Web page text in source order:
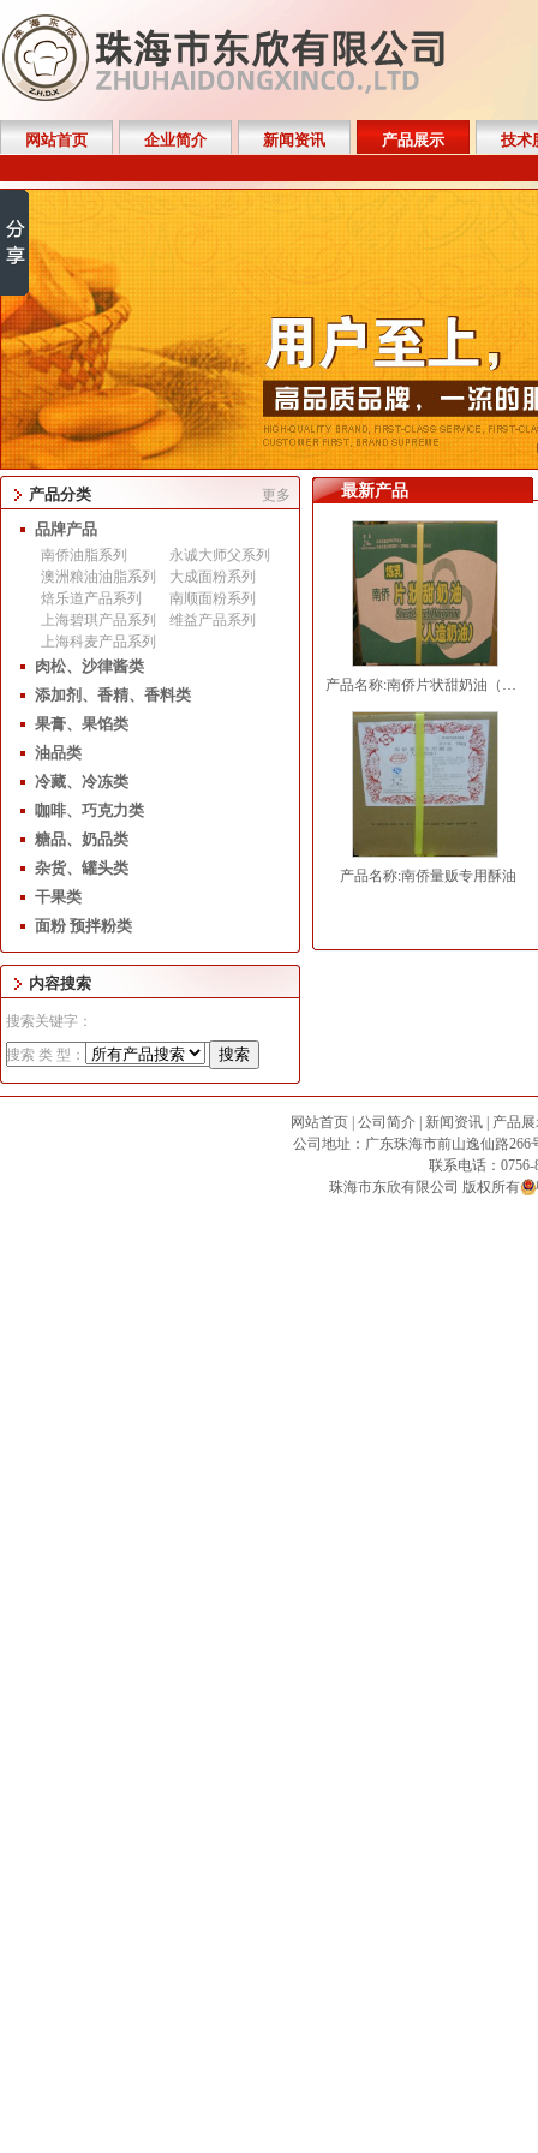
网站首页 企业简介 新闻资讯 产品展示 技术
产品分类 更多
品牌产品
南侨油脂系列
永诚大师父系列
澳洲粮油油脂系列
大成面粉系列
焙乐道产品系列
南顺面粉系列
上海碧琪产品系列
维益产品系列
上海科麦产品系列
肉松、沙律酱类
添加剂、香精、香料类
果膏、果馅类
油品类
冷藏、冷冻类
咖啡、巧克力类
糖品、奶品类
杂货、罐头类
干果类
面粉 预拌粉类
内容搜索
搜索关键字：
搜索 类 型：
最新产品
产品名称:南侨片状甜奶油（炼乳味）
产品名称:南侨量贩专用酥油
网站首页 公司简介 新闻资讯
产品
公司地址：广东珠海市前山逸仙路266
联系电话：0756-
珠海市东欣有限公司 版权所有